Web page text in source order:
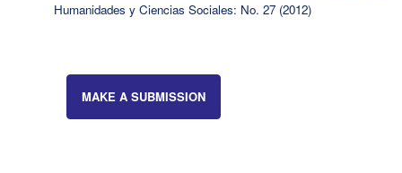
Humanidades y Ciencias Sociales: No. 27 (2012)
MAKE A SUBMISSION